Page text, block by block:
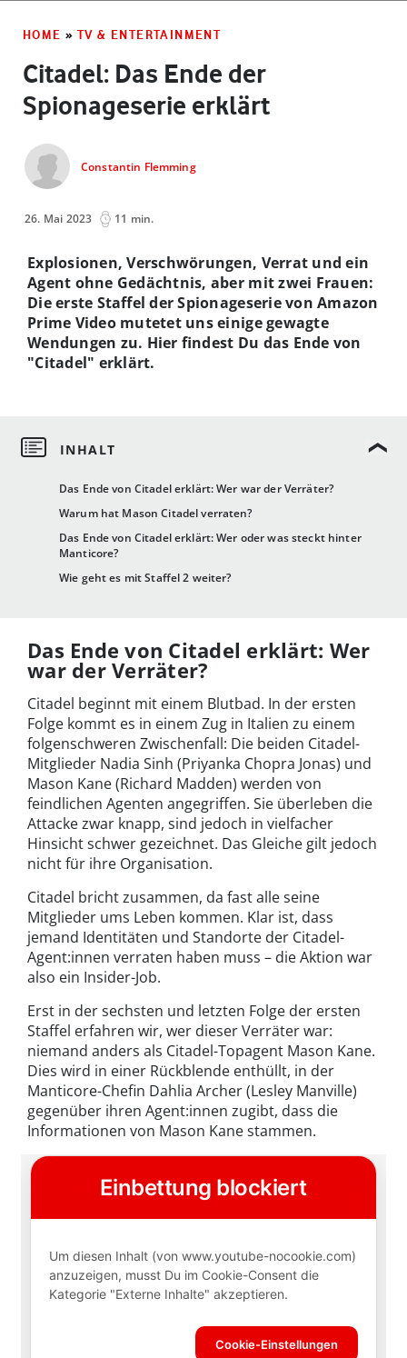
HOME » TV & ENTERTAINMENT
Citadel: Das Ende der
Spionageserie erklärt
Constantin Flemming
26. Mai 2023 11 min.
Das Ende von Citadel erklärt: Wer war der Verräter?
Warum hat Mason Citadel verraten?
Das Ende von Citadel erklärt: Wer oder was steckt hinter
Manticore?
Wie geht es mit Staffel 2 weiter?
Explosionen, Verschwörungen, Verrat und ein
Agent ohne Gedächtnis, aber mit zwei Frauen:
Die erste Staffel der Spionageserie von Amazon
Prime Video mutetet uns einige gewagte
Wendungen zu. Hier findest Du das Ende von
"Citadel" erklärt.
Das Ende von Citadel erklärt: Wer
war der Verräter?
Citadel beginnt mit einem Blutbad. In der ersten
Folge kommt es in einem Zug in Italien zu einem
folgenschweren Zwischenfall: Die beiden Citadel-
Mitglieder Nadia Sinh (Priyanka Chopra Jonas) und
Mason Kane (Richard Madden) werden von
feindlichen Agenten angegriffen. Sie überleben die
Attacke zwar knapp, sind jedoch in vielfacher
Hinsicht schwer gezeichnet. Das Gleiche gilt jedoch
nicht für ihre Organisation.
Citadel bricht zusammen, da fast alle seine
Mitglieder ums Leben kommen. Klar ist, dass
jemand Identitäten und Standorte der Citadel-
Agent:innen verraten haben muss – die Aktion war
also ein Insider-Job.
Erst in der sechsten und letzten Folge der ersten
Staffel erfahren wir, wer dieser Verräter war:
niemand anders als Citadel-Topagent Mason Kane.
Dies wird in einer Rückblende enthüllt, in der
Manticore-Chefin Dahlia Archer (Lesley Manville)
gegenüber ihren Agent:innen zugibt, dass die
Informationen von Mason Kane stammen.